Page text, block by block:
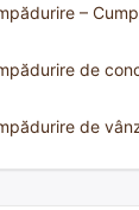
–
de
de